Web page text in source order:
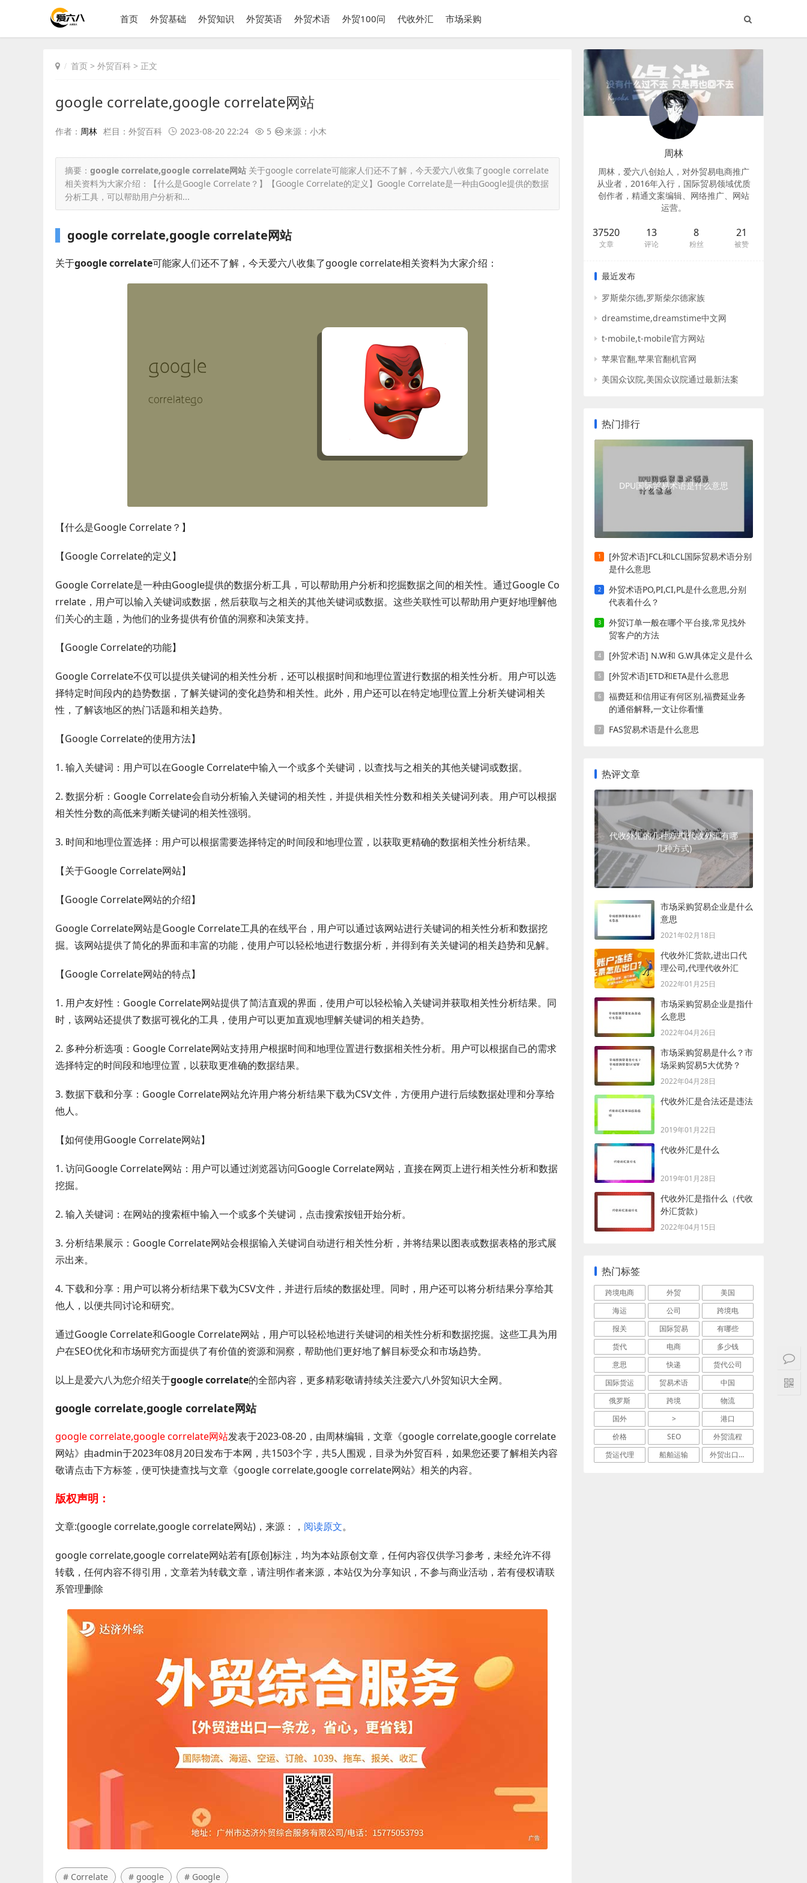
首页 外贸基础 外贸知识 外贸英语 外贸术语 外贸100问 代收外汇 市场采购
首页 > 外贸百科 > 正文
google correlate,google correlate网站
作者： 周林 栏目： 外贸百科 2023-08-20 22:24 5 来源：小木
摘要： google correlate,google correlate网站 关于google correlate可能家人们还不了解，今天爱六八收集了google correlate
相关资料为大家介绍：【什么是Google Correlate？】【Google Correlate的定义】Google Correlate是一种由Google提供的数据
分析工具，可以帮助用户分析和...
google correlate,google correlate网站
关于google correlate可能家人们还不了解，今天爱六八收集了google correlate相关资料为大家介绍：
【什么是Google Correlate？】
【Google Correlate的定义】
Google Correlate是一种由Google提供的数据分析工具，可以帮助用户分析和挖掘数据之间的相关性。通过Google Co
rrelate，用户可以输入关键词或数据，然后获取与之相关的其他关键词或数据。这些关联性可以帮助用户更好地理解他
们关心的主题，为他们的业务提供有价值的洞察和决策支持。
【Google Correlate的功能】
Google Correlate不仅可以提供关键词的相关性分析，还可以根据时间和地理位置进行数据的相关性分析。用户可以选
择特定时间段内的趋势数据，了解关键词的变化趋势和相关性。此外，用户还可以在特定地理位置上分析关键词相关
性，了解该地区的热门话题和相关趋势。
【Google Correlate的使用方法】
1. 输入关键词：用户可以在Google Correlate中输入一个或多个关键词，以查找与之相关的其他关键词或数据。
2. 数据分析：Google Correlate会自动分析输入关键词的相关性，并提供相关性分数和相关关键词列表。用户可以根据
相关性分数的高低来判断关键词的相关性强弱。
3. 时间和地理位置选择：用户可以根据需要选择特定的时间段和地理位置，以获取更精确的数据相关性分析结果。
【关于Google Correlate网站】
【Google Correlate网站的介绍】
Google Correlate网站是Google Correlate工具的在线平台，用户可以通过该网站进行关键词的相关性分析和数据挖
掘。该网站提供了简化的界面和丰富的功能，使用户可以轻松地进行数据分析，并得到有关关键词的相关趋势和见解。
【Google Correlate网站的特点】
1. 用户友好性：Google Correlate网站提供了简洁直观的界面，使用户可以轻松输入关键词并获取相关性分析结果。同
时，该网站还提供了数据可视化的工具，使用户可以更加直观地理解关键词的相关趋势。
2. 多种分析选项：Google Correlate网站支持用户根据时间和地理位置进行数据相关性分析。用户可以根据自己的需求
选择特定的时间段和地理位置，以获取更准确的数据结果。
3. 数据下载和分享：Google Correlate网站允许用户将分析结果下载为CSV文件，方便用户进行后续数据处理和分享给
他人。
【如何使用Google Correlate网站】
1. 访问Google Correlate网站：用户可以通过浏览器访问Google Correlate网站，直接在网页上进行相关性分析和数据
挖掘。
2. 输入关键词：在网站的搜索框中输入一个或多个关键词，点击搜索按钮开始分析。
3. 分析结果展示：Google Correlate网站会根据输入关键词自动进行相关性分析，并将结果以图表或数据表格的形式展
示出来。
4. 下载和分享：用户可以将分析结果下载为CSV文件，并进行后续的数据处理。同时，用户还可以将分析结果分享给其
他人，以便共同讨论和研究。
通过Google Correlate和Google Correlate网站，用户可以轻松地进行关键词的相关性分析和数据挖掘。这些工具为用
户在SEO优化和市场研究方面提供了有价值的资源和洞察，帮助他们更好地了解目标受众和市场趋势。
以上是爱六八为您介绍关于google correlate的全部内容，更多精彩敬请持续关注爱六八外贸知识大全网。
google correlate,google correlate网站
google correlate,google correlate网站发表于2023-08-20，由周林编辑，文章《google correlate,google correlate
网站》由admin于2023年08月20日发布于本网，共1503个字，共5人围观，目录为外贸百科，如果您还要了解相关内容
敬请点击下方标签，便可快捷查找与文章《google correlate,google correlate网站》相关的内容。
版权声明：
文章:(google correlate,google correlate网站)，来源：， 阅读原文。
google correlate,google correlate网站若有[原创]标注，均为本站原创文章，任何内容仅供学习参考，未经允许不得
转载，任何内容不得引用，文章若为转载文章，请注明作者来源，本站仅为分享知识，不参与商业活动，若有侵权请联
系管理删除
# Correlate # google # Google
周林
周林，爱六八创始人，对外贸易电商推广
从业者，2016年入行，国际贸易领域优质
创作者，精通文案编辑、网络推广、网站
运营。
37520
文章
13
评论
8
粉丝
21
被赞
最近发布
罗斯柴尔德,罗斯柴尔德家族
dreamstime,dreamstime中文网
t-mobile,t-mobile官方网站
苹果官翻,苹果官翻机官网
美国众议院,美国众议院通过最新法案
热门排行
DPU国际贸易术语是什么意思
[外贸术语]FCL和LCL国际贸易术语分别
是什么意思
外贸术语PO,PI,CI,PL是什么意思,分别
代表着什么？
外贸订单一般在哪个平台接,常见找外
贸客户的方法
[外贸术语] N.W和 G.W具体定义是什么
[外贸术语]ETD和ETA是什么意思
福费廷和信用证有何区别,福费延业务
的通俗解释,一文让你看懂
FAS贸易术语是什么意思
热评文章
代收外汇的几种方式(代收外汇有哪
几种方式)
市场采购贸易企业是什么
意思
2021年02月18日
代收外汇货款,进出口代
理公司,代理代收外汇
2022年01月25日
市场采购贸易企业是指什
么意思
2022年04月26日
市场采购贸易是什么？市
场采购贸易5大优势？
2022年04月28日
代收外汇是合法还是违法
2019年01月22日
代收外汇是什么
2019年01月28日
代收外汇是指什么（代收
外汇货款）
2022年04月15日
热门标签
跨境电商 外贸
美国
海运
公司
跨境电
报关
国际贸易
有哪些
货代
电商
多少钱
意思
快递
货代公司
国际货运
贸易术语
中国
俄罗斯
跨境
物流
国外
>
港口
价格
SEO
外贸流程
货运代理
船舶运输 外贸出口流程